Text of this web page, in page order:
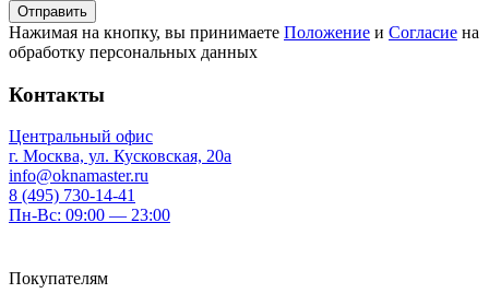
Нажимая на кнопку, вы принимаете Положение и Согласие на
обработку персональных данных
Контакты
Центральный офис
г. Москва, ул. Кусковская, 20а
info@oknamaster.ru
8 (495) 730-14-41
Пн-Вс: 09:00 — 23:00
Покупателям